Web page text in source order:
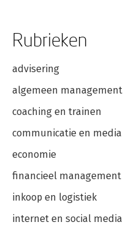
Rubrieken
advisering
algemeen management
coaching en trainen
communicatie en media
economie
financieel management
inkoop en logistiek
internet en social media